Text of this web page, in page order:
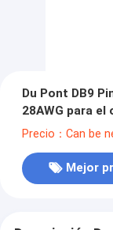
Du Pont DB9
28AWG para el
Precio：Can be
Mejor